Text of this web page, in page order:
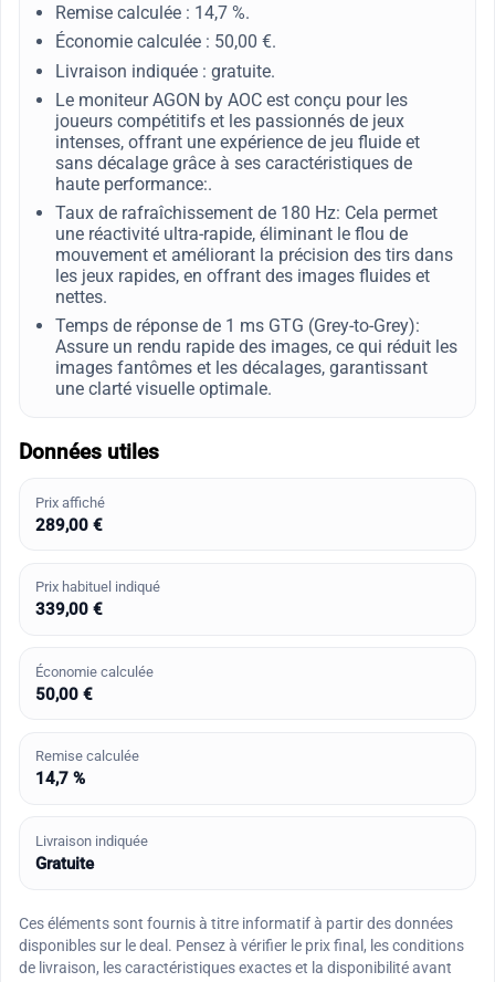
Remise calculée : 14,7 %.
Économie calculée : 50,00 €.
Livraison indiquée : gratuite.
Le moniteur AGON by AOC est conçu pour les
joueurs compétitifs et les passionnés de jeux
intenses, offrant une expérience de jeu fluide et
sans décalage grâce à ses caractéristiques de
haute performance:.
Taux de rafraîchissement de 180 Hz: Cela permet
une réactivité ultra-rapide, éliminant le flou de
mouvement et améliorant la précision des tirs dans
les jeux rapides, en offrant des images fluides et
nettes.
Temps de réponse de 1 ms GTG (Grey-to-Grey):
Assure un rendu rapide des images, ce qui réduit les
images fantômes et les décalages, garantissant
une clarté visuelle optimale.
Données utiles
Prix affiché
289,00 €
Prix habituel indiqué
339,00 €
Économie calculée
50,00 €
Remise calculée
14,7 %
Livraison indiquée
Gratuite
Ces éléments sont fournis à titre informatif à partir des données
disponibles sur le deal. Pensez à vérifier le prix final, les conditions
de livraison, les caractéristiques exactes et la disponibilité avant